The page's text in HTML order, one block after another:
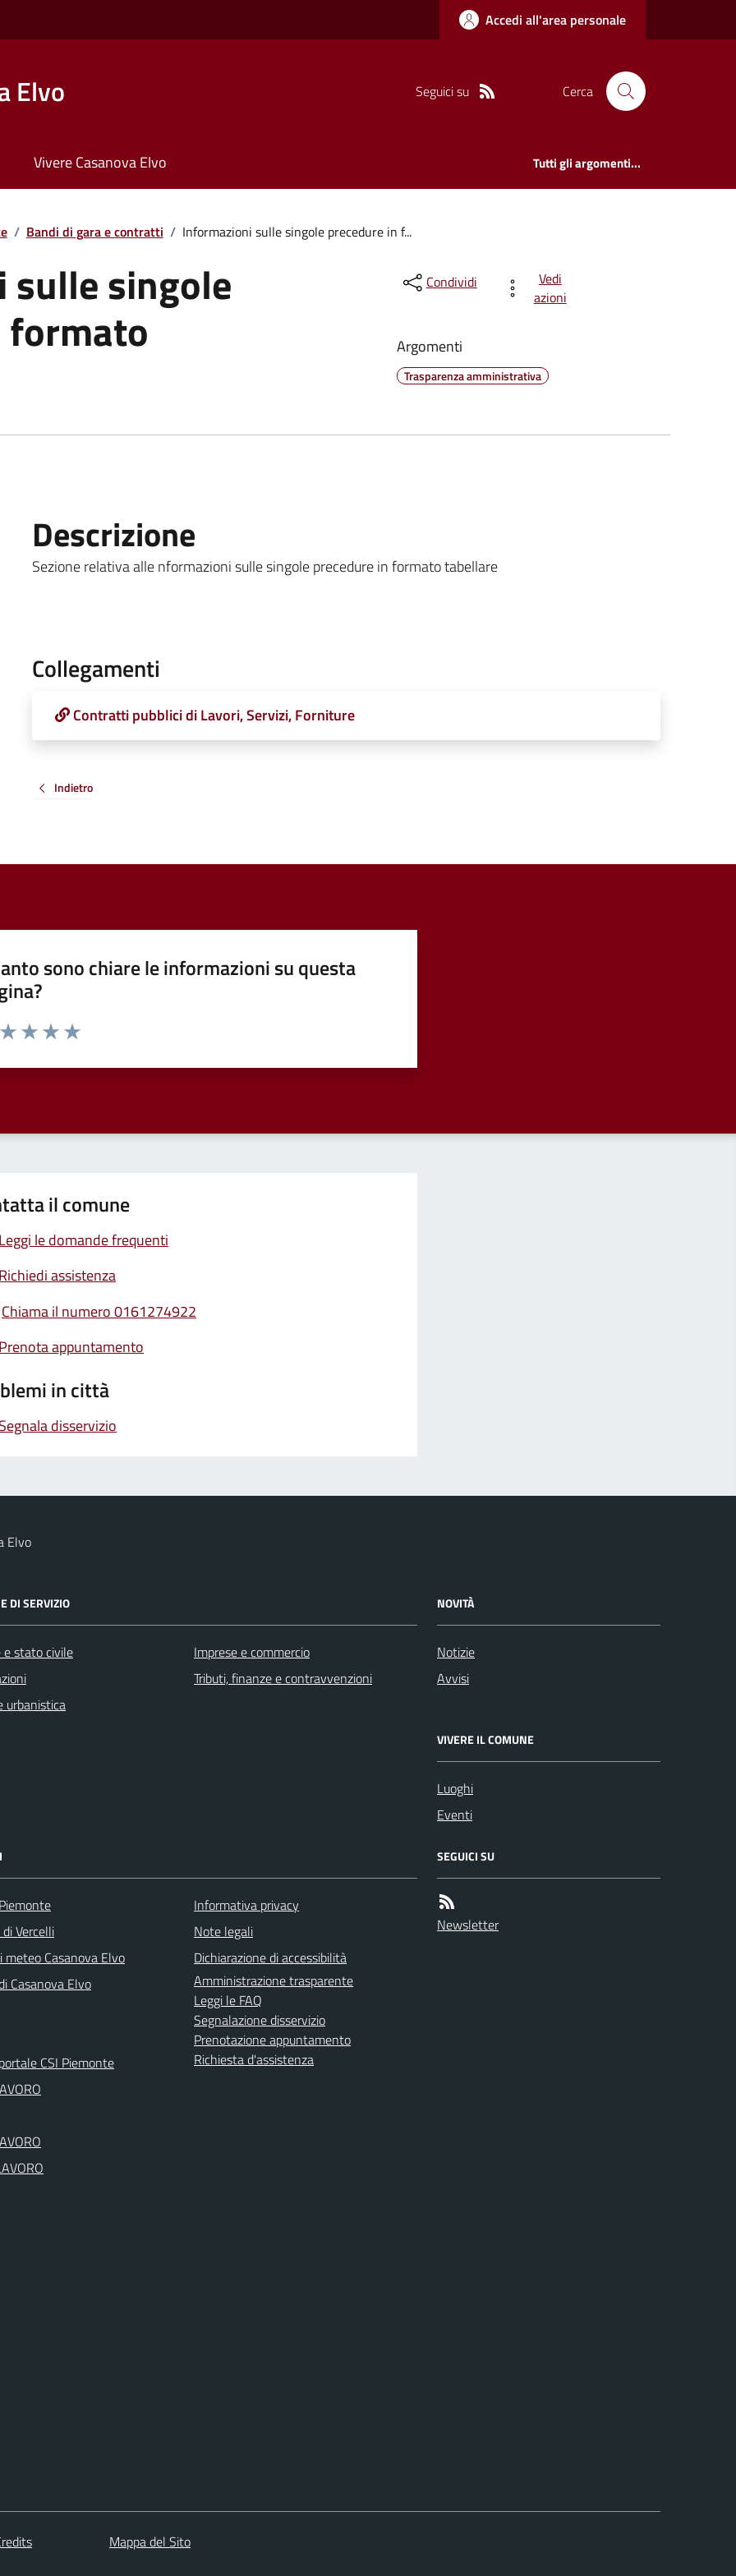
Accedi all'area personale
Elvo Seguici su Cerca
Vivere Casanova Elvo Tutti gli argomenti...
/ Bandi di gara e contratti / Informazioni sulle singole precedure in f...
singole
formato
Condividi
Vedi
azioni
Argomenti
Trasparenza amministrativa
Descrizione
Sezione relativa alle nformazioni sulle singole precedure in formato tabellare
Collegamenti
Contratti pubblici di Lavori, Servizi, Forniture
Indietro
sono chiare le informazioni su questa
da 1 a 5 stelle la pagina
il comune
Leggi le domande frequenti
Richiedi assistenza
Chiama il numero 0161274922
Prenota appuntamento
in città
Segnala disservizio
Elvo
DI SERVIZIO
e stato civile
urbanistica
Imprese e commercio
Tributi, finanze e contravvenzioni
NOVITÀ
Notizie
Avvisi
VIVERE IL COMUNE
Luoghi
Eventi
Vercelli
meteo Casanova Elvo
Casanova Elvo
CSI Piemonte
Informativa privacy
Note legali
Dichiarazione di accessibilità
Amministrazione trasparente
Leggi le FAQ
Segnalazione disservizio
Prenotazione appuntamento
Richiesta d'assistenza
SEGUICI SU
Newsletter
Mappa del Sito